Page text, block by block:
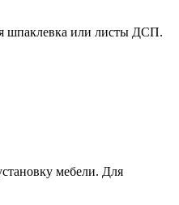
шпаклевка или листы ДСП.
мебели. Для